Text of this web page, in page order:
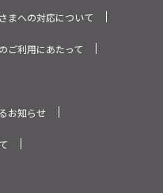
まへの対応について
ご利用にあたって
お知らせ